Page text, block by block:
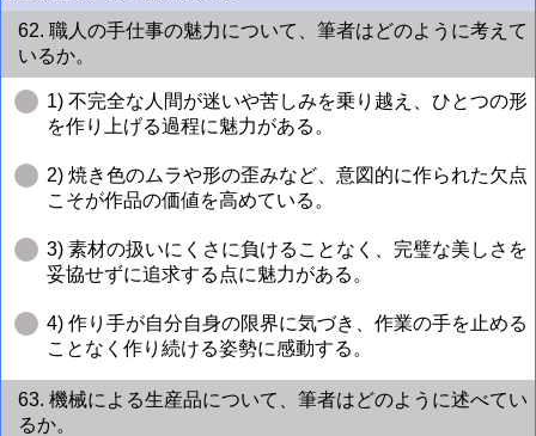
62. 職人の手仕事の魅力について、筆者はどのように考えて
いるか。
1) 不完全な人間が迷いや苦しみを乗り越え、ひとつの形
を作り上げる過程に魅力がある。
2) 焼き色のムラや形の歪みなど、意図的に作られた欠点
こそが作品の価値を高めている。
3) 素材の扱いにくさに負けることなく、完璧な美しさを
妥協せずに追求する点に魅力がある。
4) 作り手が自分自身の限界に気づき、作業の手を止める
ことなく作り続ける姿勢に感動する。
63. 機械による生産品について、筆者はどのように述べてい
るか。